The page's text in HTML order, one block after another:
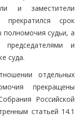
и заместители
срок
судьи, а
и
суда.
отдельных
прекращены
Российской
статьей 14.1